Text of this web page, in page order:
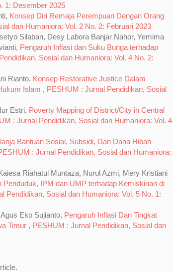
1: Desember 2025
Konsep Diri Remaja Perempuan Dengan Orang
dan Humaniora: Vol. 2 No. 2: Februari 2023
Silaban, Desy Labora Banjar Nahor, Yemima
Pengaruh Inflasi dan Suku Bunga terhadap
Sosial dan Humaniora: Vol. 4 No. 2:
Rianto, Konsep Restorative Justice Dalam
Islam , PESHUM : Jurnal Pendidikan, Sosial
Estri, Poverty Mapping of District/City in Central
: Jurnal Pendidikan, Sosial dan Humaniora: Vol. 4
Bantuan Sosial, Subsidi, Dan Dana Hibah
: Jurnal Pendidikan, Sosial dan Humaniora:
Riahatul Muntaza, Nurul Azmi, Mery Kristiani
Penduduk, IPM dan UMP terhadap Kemiskinan di
Pendidikan, Sosial dan Humaniora: Vol. 5 No. 1:
Eko Sujianto, Pengaruh Inflasi Dan Tingkat
Timur , PESHUM : Jurnal Pendidikan, Sosial dan